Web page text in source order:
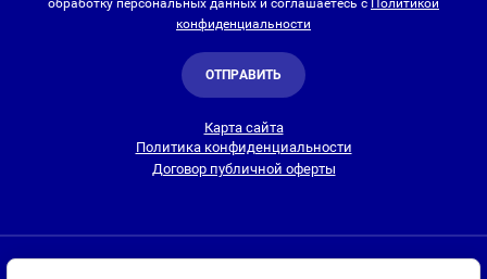
обработку персональных данных и соглашаетесь с Политикой
конфиденциальности
ОТПРАВИТЬ
Карта сайта
Политика конфиденциальности
Договор публичной оферты